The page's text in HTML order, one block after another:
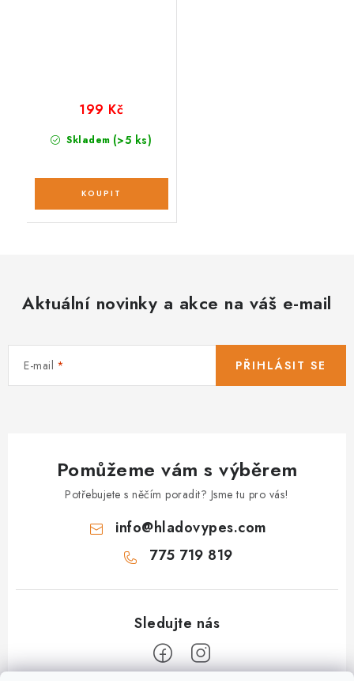
Skladem (>5 ks)
199 Kč
Aktuální novinky a akce na váš e-mail
E-mail PŘIHLÁSIT SE
Pomůžeme vám s výběrem
Potřebujete s něčím poradit? Jsme tu pro vás!
info@hladovypes.com
775 719 819